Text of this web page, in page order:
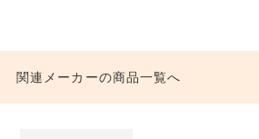
関連メーカーの商品一覧へ